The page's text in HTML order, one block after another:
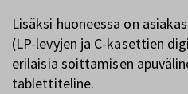
Lisäksi huoneessa on
(LP-levyjen ja C-kasettien
erilaisia soittamisen
tablettiteline.